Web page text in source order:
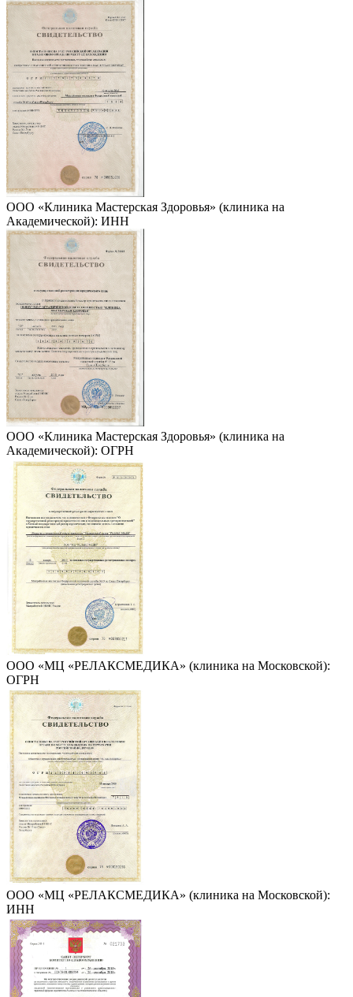
ООО «Клиника Мастерская Здоровья» (клиника на
Академической): ИНН
ООО «Клиника Мастерская Здоровья» (клиника на
Академической): ОГРН
ООО «МЦ «РЕЛАКСМЕДИКА» (клиника на Московской):
ОГРН
ООО «МЦ «РЕЛАКСМЕДИКА» (клиника на Московской):
ИНН